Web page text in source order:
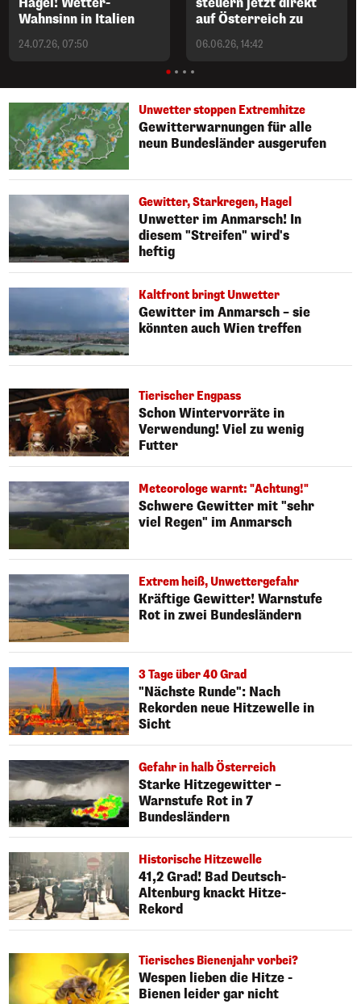
Wahnsinn in Italien
24.07.26, 07:50
auf Österreich zu
06.06.26, 14:42
Unwetter stoppen Extremhitze
Gewitterwarnungen für alle
neun Bundesländer ausgerufen
Gewitter, Starkregen, Hagel
Unwetter im Anmarsch! In
diesem "Streifen" wird's
heftig
Kaltfront bringt Unwetter
Gewitter im Anmarsch – sie
könnten auch Wien treffen
Tierischer Engpass
Schon Wintervorräte in
Verwendung! Viel zu wenig
Futter
Meteorologe warnt: "Achtung!"
Schwere Gewitter mit "sehr
viel Regen" im Anmarsch
Extrem heiß, Unwettergefahr
Kräftige Gewitter! Warnstufe
Rot in zwei Bundesländern
3 Tage über 40 Grad
"Nächste Runde": Nach
Rekorden neue Hitzewelle in
Sicht
Gefahr in halb Österreich
Starke Hitzegewitter –
Warnstufe Rot in 7
Bundesländern
Historische Hitzewelle
41,2 Grad! Bad Deutsch-
Altenburg knackt Hitze-
Rekord
Tierisches Bienenjahr vorbei?
Wespen lieben die Hitze -
Bienen leider gar nicht